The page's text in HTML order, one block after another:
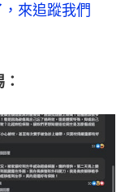
來追蹤我們